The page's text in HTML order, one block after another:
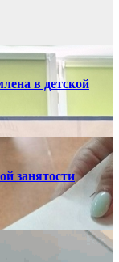
в детской
занятости